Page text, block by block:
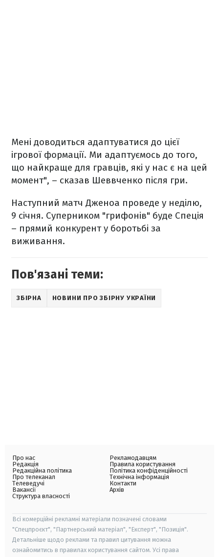
Мені доводиться адаптуватися до цієї
ігрової формації. Ми адаптуємось до того,
що найкраще для гравців, які у нас є на цей
момент", – сказав Шеввченко після гри.
Наступний матч Дженоа проведе у неділю,
9 січня. Суперником "грифонів" буде Спеція
– прямий конкурент у боротьбі за
виживання.
Пов'язані теми:
ЗБІРНА НОВИНИ ПРО ЗБІРНУ УКРАЇНИ
Про нас
Редакція
Редакційна політика
Про телеканал
Телеведучі
Вакансії
Структура власності
Рекламодавцям
Правила користування
Політика конфіденційності
Технічна інформація
Контакти
Архів
Всі комерційні рекламні матеріали позначені словами
"Спецпроєкт", "Партнерський матеріал", "Експерт", "Позиція".
Детальніше щодо реклами та правил цитування можна
ознайомитись в правилах користування сайтом. Усі права